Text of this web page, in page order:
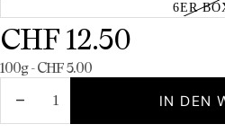
6ER
CHF 12.50
Grundpreis
100g - CHF 5.00
MENGE
IN DEN